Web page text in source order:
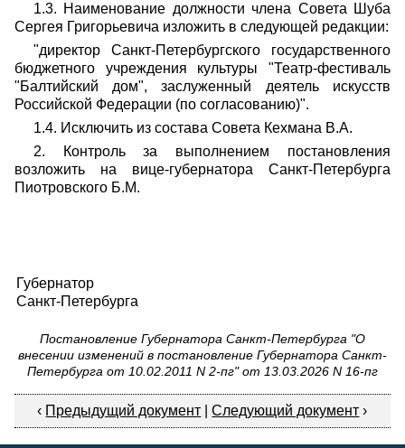
1.3. Наименование должности члена Совета Шуба
Сергея Григорьевича изложить в следующей редакции:
"директор Санкт-Петербургского государственного
бюджетного учреждения культуры "Театр-фестиваль
"Балтийский дом", заслуженный деятель искусств
Российской Федерации (по согласованию)".
1.4. Исключить из состава Совета Кехмана В.А.
2. Контроль за выполнением постановления
возложить на вице-губернатора Санкт-Петербурга
Пиотровского Б.М.
Губернатор
Санкт-Петербурга
Постановление Губернатора Санкт-Петербурга "О
внесении изменений в постановление Губернатора Санкт-
Петербурга от 10.02.2011 N 2-пг" от 13.03.2026 N 16-пг
‹ Предыдущий документ |Следующий документ ›